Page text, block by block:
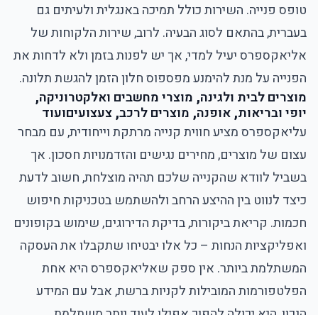
טופס פנייה. השירות כולל תמיכה באנגלית ולעיתים גם
בעברית, בהתאם לסוג הבעיה. לרוב, שירות הלקוחות של
אליאקספרס יעיל למדי, אך יש לפנות בזמן ולא לדחות את
הפנייה על מנת להימנע מפספוס חלון הזמן להגשת תלונה.
מוצרים לבית ולגינה, מוצרי מחשבים ואלקטרוניקה,
יופי ובריאות,אופנה, מוצרים לרכב,צעצועיםועוד
עליאקספרס מציע חווית קנייה מרתקת וייחודית, עם מבחר
עצום של מוצרים, מחירים נגישים והזדמנויות חסכון. אך
בשביל לוודא שהקנייה שלכם תהיה מוצלחת, חשוב לדעת
כיצד לנווט בין ההיצע הרחב ולהשתמש בטכניקות חיפוש
חכמות. קריאת ביקורות, בדיקת הדירוגים, שימוש בקופונים
ואפליקציות הנחות – כל אלו יבטיחו שתקבלו את העסקה
המשתלמת ביותר. אין ספק שאליאקספרס היא אחת
הפלטפורמות המובילות לקניות ברשת, אבל עם המידע